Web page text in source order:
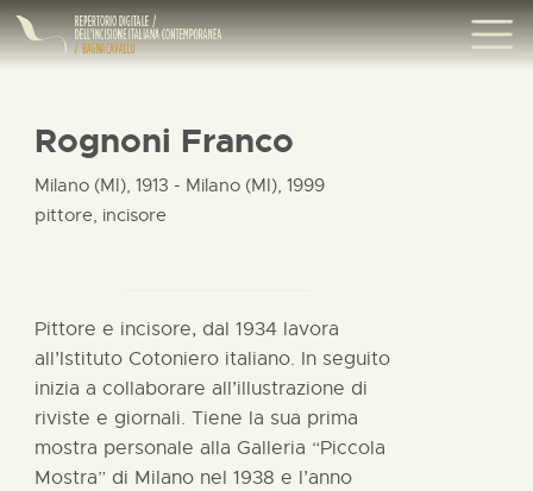
Rognoni Franco
Milano (MI), 1913 - Milano (MI), 1999
pittore, incisore
Pittore e incisore, dal 1934 lavora
all’Istituto Cotoniero italiano. In seguito
inizia a collaborare all’illustrazione di
riviste e giornali. Tiene la sua prima
mostra personale alla Galleria “Piccola
Mostra” di Milano nel 1938 e l’anno